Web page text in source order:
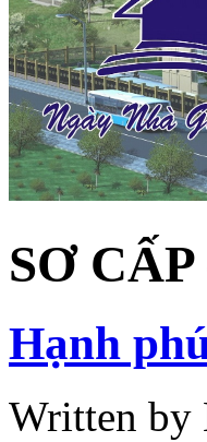
SƠ
Hạnh
Written by